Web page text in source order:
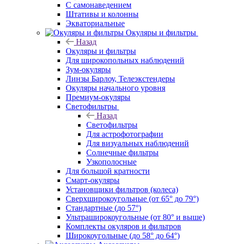
С самонаведением
Штативы и колонны
Экваториальные
Окуляры и фильтры
Назад
Окуляры и фильтры
Для широкопольных наблюдений
Зум-окуляры
Линзы Барлоу, Телеэкстендеры
Окуляры начального уровня
Премиум-окуляры
Светофильтры
Назад
Светофильтры
Для астрофотографии
Для визуальных наблюдений
Солнечные фильтры
Узкополосные
Для большой кратности
Смарт-окуляры
Установщики фильтров (колеса)
Сверхширокоугольные (от 65° до 79°)
Стандартные (до 57°)
Ультраширокоугольные (от 80° и выше)
Комплекты окуляров и фильтров
Широкоугольные (до 58° до 64°)